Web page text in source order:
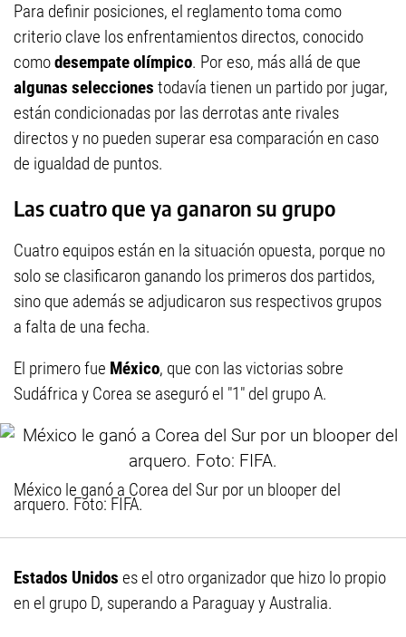
Para definir posiciones, el reglamento toma como
criterio clave los enfrentamientos directos, conocido
comodesempate olímpico. Por eso, más allá de que
algunas selecciones todavía tienen un partido por jugar,
están condicionadas por las derrotas ante rivales
directos y no pueden superar esa comparación en caso
de igualdad de puntos.
Las cuatro que ya ganaron su grupo
Cuatro equipos están en la situación opuesta, porque no
solo se clasificaron ganando los primeros dos partidos,
sino que además se adjudicaron sus respectivos grupos
a falta de una fecha.
El primero fue México, que con las victorias sobre
Sudáfrica y Corea se aseguró el "1" del grupo A.
México le ganó a Corea del Sur por un blooper del
arquero. Foto: FIFA.
Estados Unidos es el otro organizador que hizo lo propio
en el grupo D, superando a Paraguay y Australia.